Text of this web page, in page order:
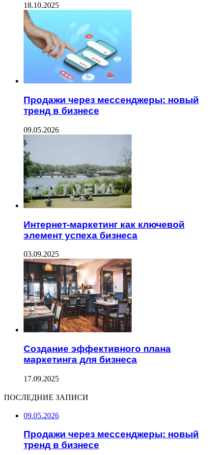
18.10.2025
Продажи через мессенджеры: новый
тренд в бизнесе
09.05.2026
Интернет-маркетинг как ключевой
элемент успеха бизнеса
03.09.2025
Создание эффективного плана
маркетинга для бизнеса
17.09.2025
ПОСЛЕДНИЕ ЗАПИСИ
09.05.2026
Продажи через мессенджеры: новый
тренд в бизнесе